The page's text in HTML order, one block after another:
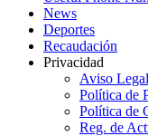
News
Deportes
Recaudación
Privacidad
Aviso Legal
Política de
Política de
Reg. de